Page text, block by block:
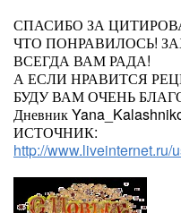
СПАСИБО ЗА
ЧТО ПОНРАВИЛОСЬ!
ВСЕГДА ВАМ РАДА!
А ЕСЛИ НРАВИТСЯ
БУДУ ВАМ ОЧЕНЬ
Дневник
ИСТОЧНИК:
http://